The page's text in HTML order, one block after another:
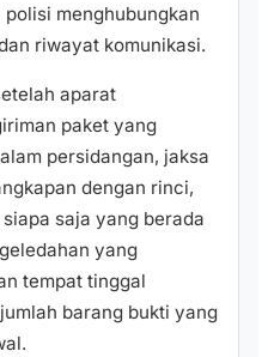
menghubungkan
riwayat komunikasi.
aparat
paket yang
persidangan, jaksa
dengan rinci,
saja yang berada
yang
tempat tinggal
barang bukti yang